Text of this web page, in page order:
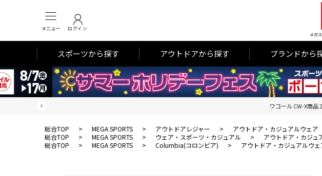
メニュー ログイン
メガ
スポーツから探す アウトドアから探す ブランドから
ワコール CW-X商品
総合TOP > MEGA SPORTS > アウトドアレジャー > アウトドア・カジュアルウェア
総合TOP
> MEGA SPORTS > ウェア・スポーツ・カジュアル > アウトドア・カジュ
総合TOP
> MEGA SPORTS > Columbia(コロンビア) > アウトドア・カジュアルウェ